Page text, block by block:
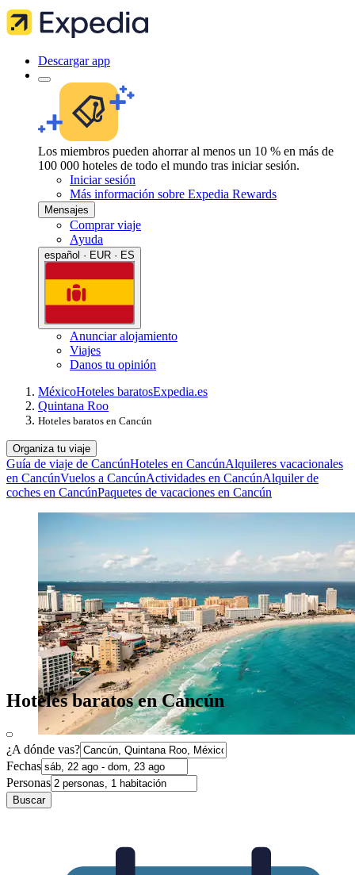
Descargar app
Los miembros pueden ahorrar al menos un 10 % en más de
100 000 hoteles de todo el mundo tras iniciar sesión.
Iniciar sesión
Más información sobre Expedia Rewards
Mensajes
Comprar viaje
Ayuda
español · EUR · ES
Anunciar alojamiento
Viajes
Danos tu opinión
MéxicoHoteles baratosExpedia.es
Quintana Roo
Hoteles baratos en Cancún
Organiza tu viaje
Guía de viaje de CancúnHoteles en CancúnAlquileres vacacionales
en CancúnVuelos a CancúnActividades en CancúnAlquiler de
coches en CancúnPaquetes de vacaciones en Cancún
Hoteles baratos en Cancún
¿A dónde vas?
Fechas
Personas
Buscar